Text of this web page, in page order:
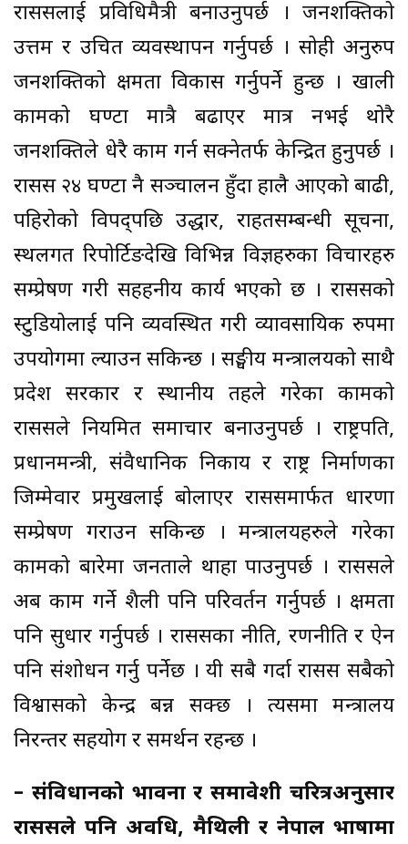
राससलाई प्रविधिमैत्री बनाउनुपर्छ । जनशक्तिको
उत्तम र उचित व्यवस्थापन गर्नुपर्छ । सोही अनुरुप
जनशक्तिको क्षमता विकास गर्नुपर्ने हुन्छ । खाली
कामको घण्टा मात्रै बढाएर मात्र नभई थोरै
जनशक्तिले धेरै काम गर्न सक्नेतर्फ केन्द्रित हुनुपर्छ ।
रासस २४ घण्टा नै सञ्चालन हुँदा हालै आएको बाढी,
पहिरोको विपद्पछि उद्धार, राहतसम्बन्धी सूचना,
स्थलगत रिपोर्टिङदेखि विभिन्न विज्ञहरुका विचारहरु
सम्प्रेषण गरी सहहनीय कार्य भएको छ । राससको
स्टुडियोलाई पनि व्यवस्थित गरी व्यावसायिक रुपमा
उपयोगमा ल्याउन सकिन्छ । सङ्घीय मन्त्रालयको साथै
प्रदेश सरकार र स्थानीय तहले गरेका कामको
राससले नियमित समाचार बनाउनुपर्छ । राष्ट्रपति,
प्रधानमन्त्री, संवैधानिक निकाय र राष्ट्र निर्माणका
जिम्मेवार प्रमुखलाई बोलाएर राससमार्फत धारणा
सम्प्रेषण गराउन सकिन्छ । मन्त्रालयहरुले गरेका
कामको बारेमा जनताले थाहा पाउनुपर्छ । राससले
अब काम गर्ने शैली पनि परिवर्तन गर्नुपर्छ । क्षमता
पनि सुधार गर्नुपर्छ । राससका नीति, रणनीति र ऐन
पनि संशोधन गर्नु पर्नेछ । यी सबै गर्दा रासस सबैको
विश्वासको केन्द्र बन्न सक्छ । त्यसमा मन्त्रालय
निरन्तर सहयोग र समर्थन रहन्छ ।
– संविधानको भावना र समावेशी चरित्रअनुसार
राससले पनि अवधि, मैथिली र नेपाल भाषामा